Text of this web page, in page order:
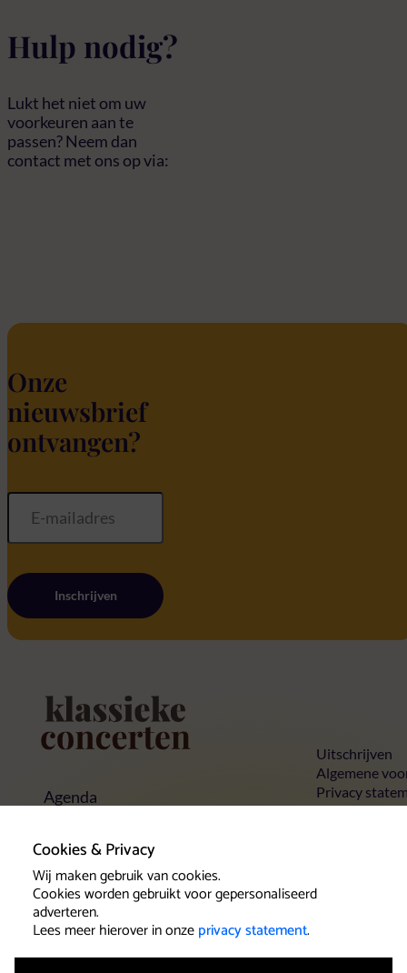
Cookies & Privacy
Wij maken gebruik van cookies.
Cookies worden gebruikt voor gepersonaliseerd
adverteren.
Lees meer hierover in onzeprivacy statement.
Hulp nodig?
Lukt het niet om uw
voorkeuren aan te
passen? Neem dan
contact met ons op via:
Onze
nieuwsbrief
ontvangen?
Inschrijven
Agenda
Klassieke Top 10
Contact
Klantenservice
Uitschrijven
Algemene
Privacy
Cookies